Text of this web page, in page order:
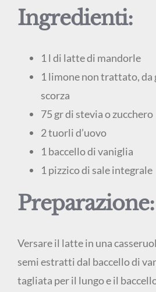
Ingredienti:
1 l di latte di mandorle
1 limone non trattato,
scorza
75 gr di stevia o zucchero
2 tuorli d’uovo
1 baccello di vaniglia
1 pizzico di sale integrale
Preparazione:
Versare il latte in una
semi estratti dal baccello di
tagliata per il lungo e il